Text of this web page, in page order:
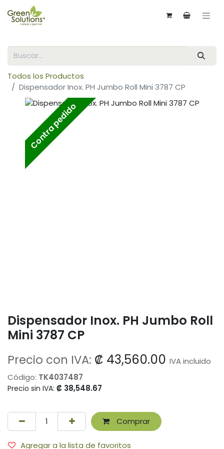
Todos los Productos
Dispensador Inox. PH Jumbo Roll Mini 3787 CP
Contra pedido
Dispensador Inox. PH Jumbo Roll
Mini 3787 CP
Precio con IVA: ₡ 43,560.00 IVA incluido
Código: TK4037487
Precio sin IVA: ₡ 38,548.67
Comprar
Agregar a la lista de favoritos